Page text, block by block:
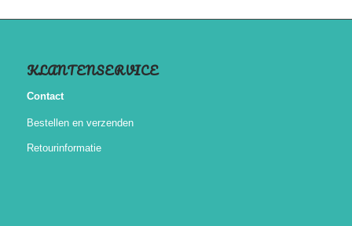
KLANTENSERVICE
Contact
Bestellen en verzenden
Retourinformatie